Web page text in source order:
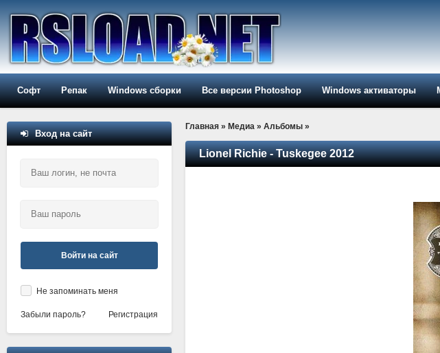
Софт Репак Windows сборки Все версии Photoshop Windows активаторы
Главная » Медиа » Альбомы »
Lionel Richie - Tuskegee 2012
Вход на сайт
Войти на сайт
Не запоминать меня
Забыли пароль? Регистрация